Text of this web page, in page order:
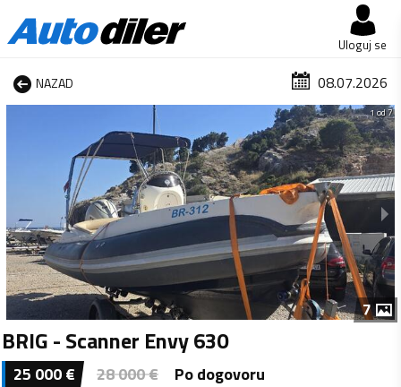
Uloguj se
NAZAD 08.07.2026
1 od 7
7
BRIG - Scanner Envy 630
25 000€ 28 000€ Po dogovoru